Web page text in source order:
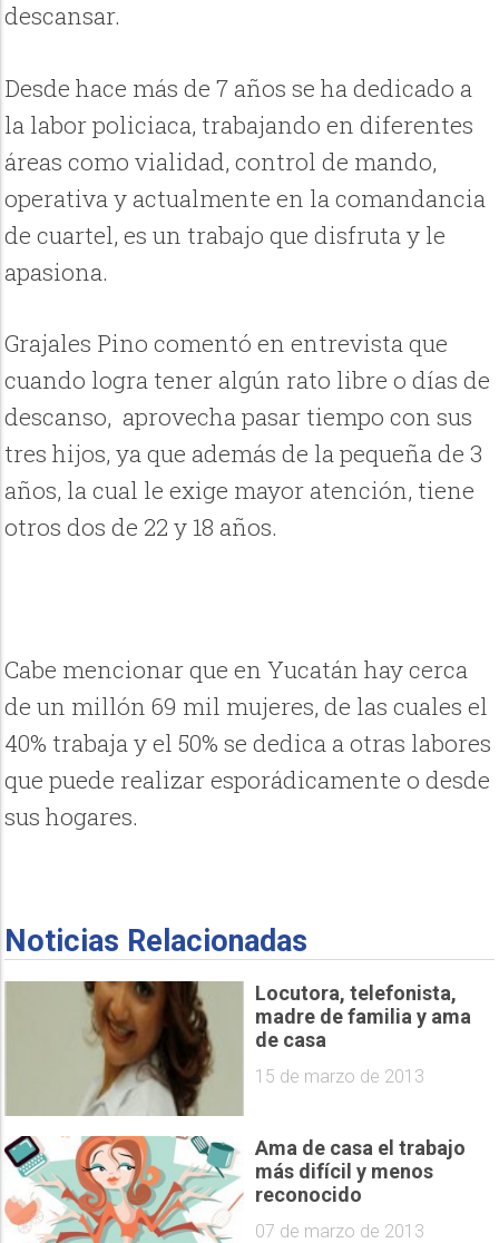
descansar.
Desde hace más de 7 años se ha dedicado a
la labor policiaca, trabajando en diferentes
áreas como vialidad, control de mando,
operativa y actualmente en la comandancia
de cuartel, es un trabajo que disfruta y le
apasiona.
Grajales Pino comentó en entrevista que
cuando logra tener algún rato libre o días de
descanso, aprovecha pasar tiempo con sus
tres hijos, ya que además de la pequeña de 3
años, la cual le exige mayor atención, tiene
otros dos de 22 y 18 años.
Cabe mencionar que en Yucatán hay cerca
de un millón 69 mil mujeres, de las cuales el
40% trabaja y el 50% se dedica a otras labores
que puede realizar esporádicamente o desde
sus hogares.
Noticias Relacionadas
Locutora, telefonista,
madre de familia y ama
de casa
15 de marzo de 2013
Ama de casa el trabajo
más difícil y menos
reconocido
07 de marzo de 2013